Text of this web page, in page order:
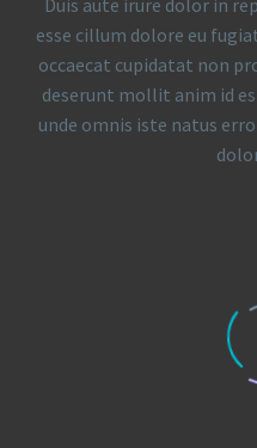
esse cillum dolore eu
occaecat cupidatat non
deserunt mollit anim id
unde omnis iste natus